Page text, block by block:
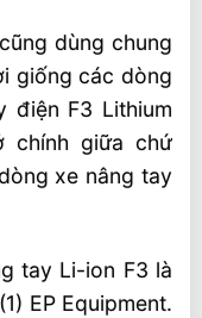
cũng dùng chung
giống các dòng
điện F3 Lithium
chính giữa chứ
xe nâng tay
tay Li-ion F3 là
EP Equipment.